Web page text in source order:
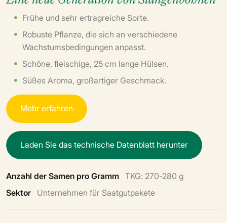
Frühe und sehr ertragreiche Sorte.
Robuste Pflanze, die sich an verschiedene
Wachstumsbedingungen anpasst.
Schöne, fleischige, 25 cm lange Hülsen.
Süßes Aroma, großartiger Geschmack.
Mehrerfahren
Laden Siedastechnische Datenblatt herunter
Anzahl der Samen pro Gramm TKG: 270-280 g
Sektor Unternehmen für Saatgutpakete